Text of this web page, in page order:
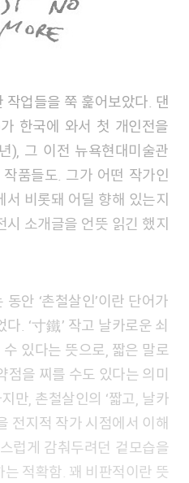
작업들을 쭉 훑어보았다. 댄
한국에 와서 첫 개인전을
), 그 이전 뉴욕현대미술관
품들도. 그가 어떤 작가인
서 비롯돼 어딜 향해 있는지
시 소개글을 언뜻 읽긴 했지
. ‘寸鐵’ 작고 날카로운 쇠
있다는 뜻으로, 짧은 말로
점을 찌를 수도 있다는 의미
만, 촌철살인의 ‘짧고, 날카
전지적 작가 시점에서 이해
럽게 감춰두려던 겉모습을
적확함. 꽤 비판적이란 뜻